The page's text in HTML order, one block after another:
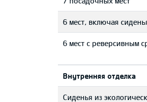
6 мест, включая
6 мест с реверсивным
Bнутренняя отделка
Сиденья из